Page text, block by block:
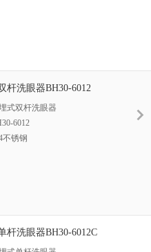
杆洗眼器BH30-6012
式双杆洗眼器
6012
不锈钢
杆洗眼器BH30-6012C